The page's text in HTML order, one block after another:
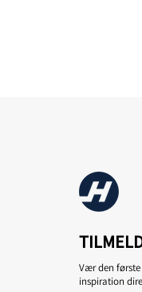
Vær den
inspiration